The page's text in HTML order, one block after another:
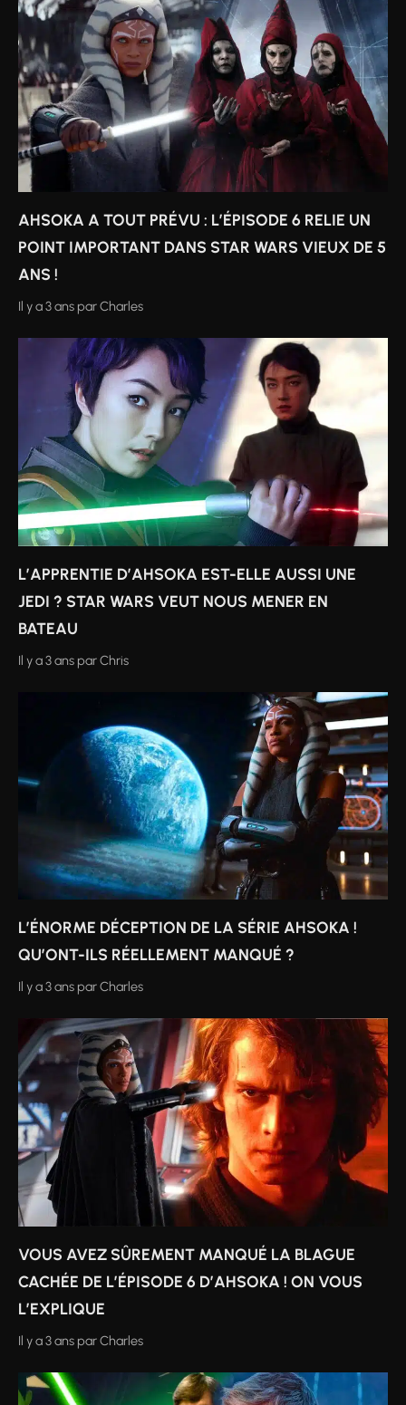
AHSOKA A TOUT PRÉVU : L’ÉPISODE 6 RELIE UN
POINT IMPORTANT DANS STAR WARS VIEUX DE 5
ANS !
Il y a 3 ans parCharles
L’APPRENTIE D’AHSOKA EST-ELLE AUSSI UNE
JEDI ? STAR WARS VEUT NOUS MENER EN
BATEAU
Il y a 3 ans parChris
L’ÉNORME DÉCEPTION DE LA SÉRIE AHSOKA !
QU’ONT-ILS RÉELLEMENT MANQUÉ ?
Il y a 3 ans parCharles
VOUS AVEZ SÛREMENT MANQUÉ LA BLAGUE
CACHÉE DE L’ÉPISODE 6 D’AHSOKA ! ON VOUS
L’EXPLIQUE
Il y a 3 ans parCharles